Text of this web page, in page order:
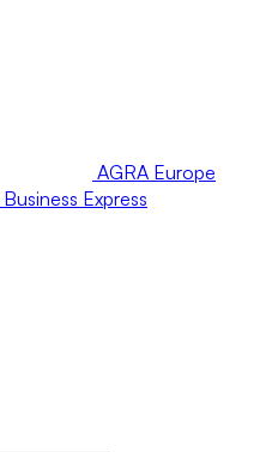
AGRA Europe
Business Express